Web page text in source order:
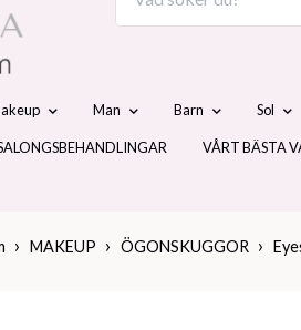
Man Barn Sol
VÅRT BÄSTA
MAKEUP ÖGONSKUGGOR